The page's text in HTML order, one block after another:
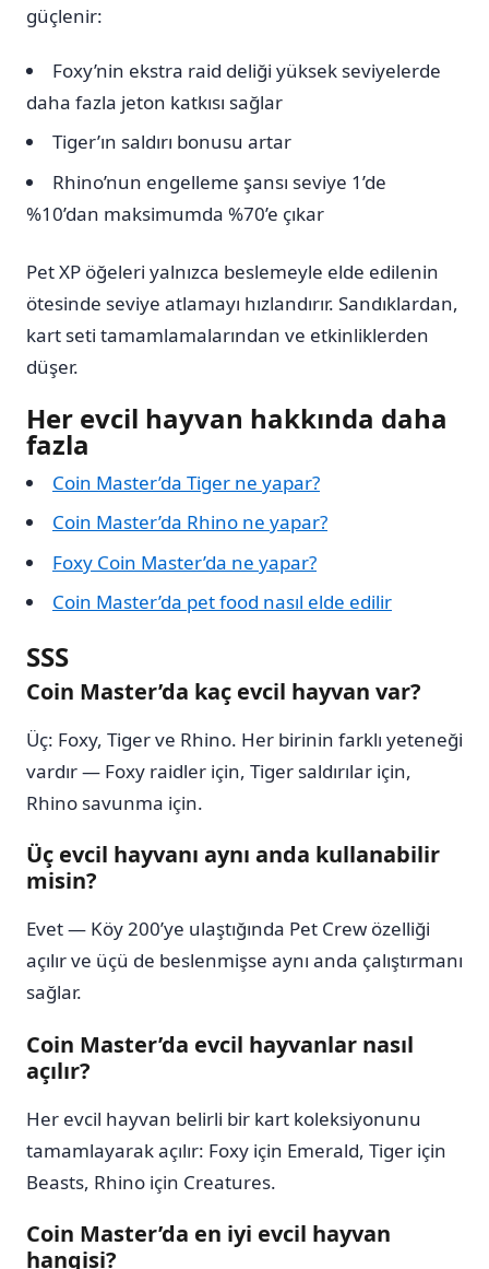
güçlenir:
Foxy’nin ekstra raid deliği yüksek seviyelerde
daha fazla jeton katkısı sağlar
Tiger’ın saldırı bonusu artar
Rhino’nun engelleme şansı seviye 1’de
%10’dan maksimumda %70’e çıkar
Pet XP öğeleri yalnızca beslemeyle elde edilenin
ötesinde seviye atlamayı hızlandırır. Sandıklardan,
kart seti tamamlamalarından ve etkinliklerden
düşer.
Her evcil hayvan hakkında daha
fazla
Coin Master’da Tiger ne yapar?
Coin Master’da Rhino ne yapar?
Foxy Coin Master’da ne yapar?
Coin Master’da pet food nasıl elde edilir
SSS
Coin Master’da kaç evcil hayvan var?
Üç: Foxy, Tiger ve Rhino. Her birinin farklı yeteneği
vardır — Foxy raidler için, Tiger saldırılar için,
Rhino savunma için.
Üç evcil hayvanı aynı anda kullanabilir
misin?
Evet — Köy 200’ye ulaştığında Pet Crew özelliği
açılır ve üçü de beslenmişse aynı anda çalıştırmanı
sağlar.
Coin Master’da evcil hayvanlar nasıl
açılır?
Her evcil hayvan belirli bir kart koleksiyonunu
tamamlayarak açılır: Foxy için Emerald, Tiger için
Beasts, Rhino için Creatures.
Coin Master’da en iyi evcil hayvan
hangisi?